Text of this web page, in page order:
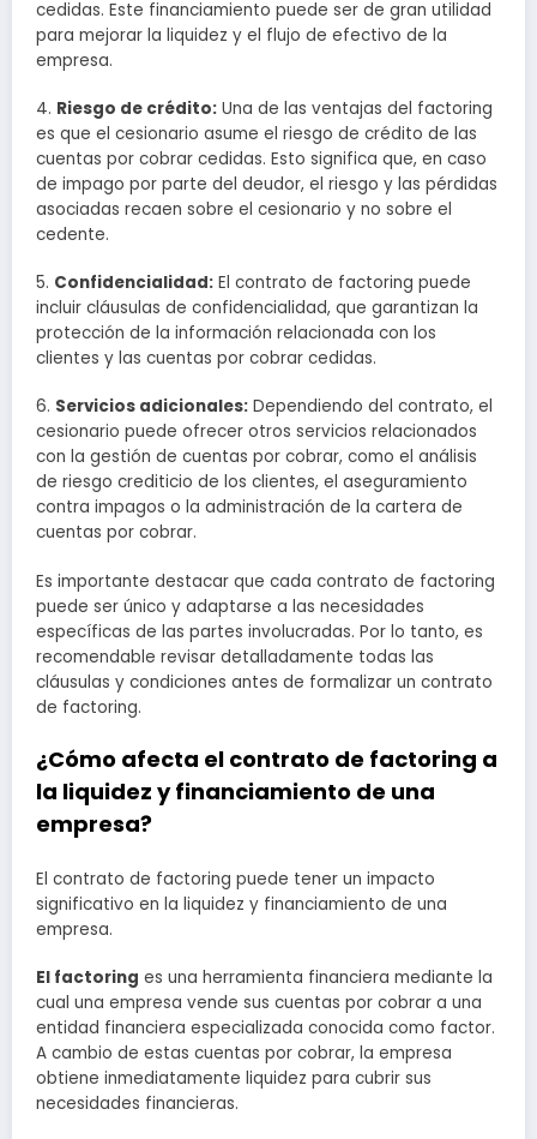
cedidas. Este financiamiento puede ser de gran utilidad
para mejorar la liquidez y el flujo de efectivo de la
empresa.
4. Riesgo de crédito: Una de las ventajas del factoring
es que el cesionario asume el riesgo de crédito de las
cuentas por cobrar cedidas. Esto significa que, en caso
de impago por parte del deudor, el riesgo y las pérdidas
asociadas recaen sobre el cesionario y no sobre el
cedente.
5. Confidencialidad: El contrato de factoring puede
incluir cláusulas de confidencialidad, que garantizan la
protección de la información relacionada con los
clientes y las cuentas por cobrar cedidas.
6. Servicios adicionales: Dependiendo del contrato, el
cesionario puede ofrecer otros servicios relacionados
con la gestión de cuentas por cobrar, como el análisis
de riesgo crediticio de los clientes, el aseguramiento
contra impagos o la administración de la cartera de
cuentas por cobrar.
Es importante destacar que cada contrato de factoring
puede ser único y adaptarse a las necesidades
específicas de las partes involucradas. Por lo tanto, es
recomendable revisar detalladamente todas las
cláusulas y condiciones antes de formalizar un contrato
de factoring.
¿Cómo afecta el contrato de factoring a
la liquidez y financiamiento de una
empresa?
El contrato de factoring puede tener un impacto
significativo en la liquidez y financiamiento de una
empresa.
El factoring es una herramienta financiera mediante la
cual una empresa vende sus cuentas por cobrar a una
entidad financiera especializada conocida como factor.
A cambio de estas cuentas por cobrar, la empresa
obtiene inmediatamente liquidez para cubrir sus
necesidades financieras.